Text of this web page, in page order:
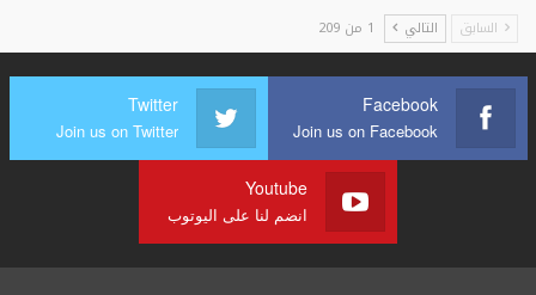
السابق التالي 1 من 209
Facebook
Join us on Facebook
Twitter
Join us on Twitter
Youtube
انضم لنا على اليوتوب